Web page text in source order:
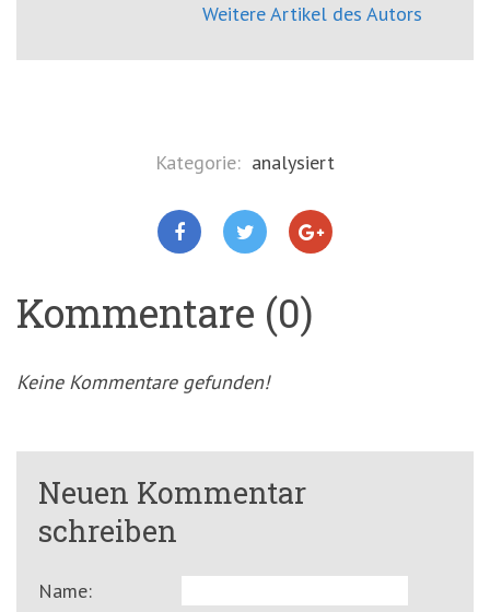
Weitere Artikel des Autors
Kategorie: analysiert
Kommentare (0)
Keine Kommentare gefunden!
Neuen Kommentar
schreiben
Name: